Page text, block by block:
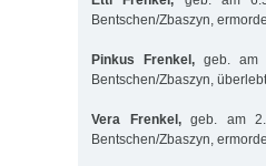
Bentschen/Zbaszyn,
Pinkus Frenkel, geb. am
Bentschen/Zbaszyn,
Vera Frenkel,geb. am
Bentschen/Zbaszyn,